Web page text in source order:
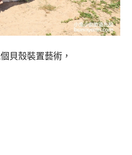
貝殼裝置藝術，